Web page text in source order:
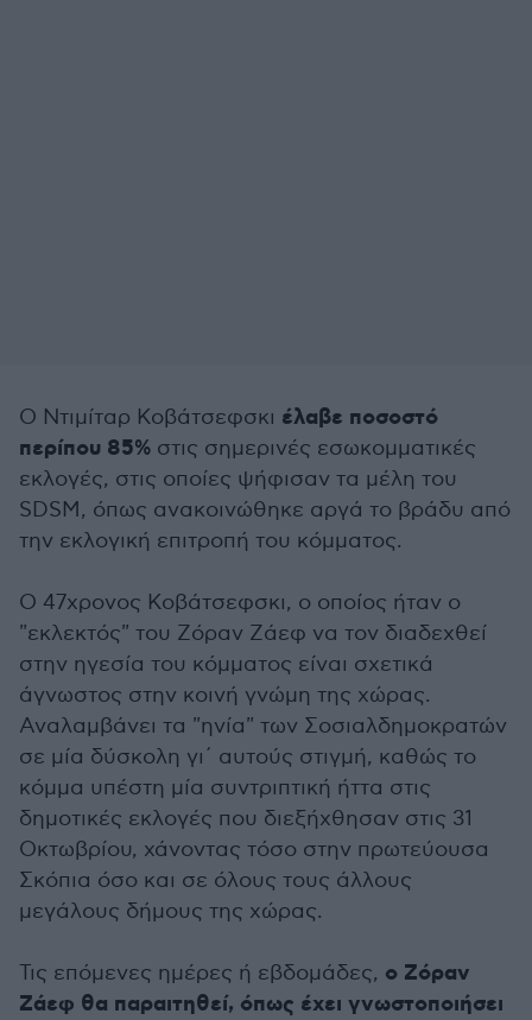
O Ντιμίταρ Κοβάτσεφσκι έλαβε ποσοστό
περίπου 85% στις σημερινές εσωκομματικές
εκλογές, στις οποίες ψήφισαν τα μέλη του
SDSM, όπως ανακοινώθηκε αργά το βράδυ από
την εκλογική επιτροπή του κόμματος.
Ο 47χρονος Κοβάτσεφσκι, ο οποίος ήταν ο
"εκλεκτός" του Zόραν Ζάεφ να τον διαδεχθεί
στην ηγεσία του κόμματος είναι σχετικά
άγνωστος στην κοινή γνώμη της χώρας.
Αναλαμβάνει τα "ηνία" των Σοσιαλδημοκρατών
σε μία δύσκολη γι΄ αυτούς στιγμή, καθώς το
κόμμα υπέστη μία συντριπτική ήττα στις
δημοτικές εκλογές που διεξήχθησαν στις 31
Οκτωβρίου, χάνοντας τόσο στην πρωτεύουσα
Σκόπια όσο και σε όλους τους άλλους
μεγάλους δήμους της χώρας.
Τις επόμενες ημέρες ή εβδομάδες, ο Ζόραν
Ζάεφ θα παραιτηθεί, όπως έχει γνωστοποιήσει